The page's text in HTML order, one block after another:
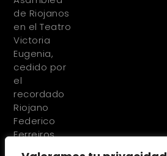
de Riojanos
en el Teatro
Victoria
Eugenia,
cedido por
el
recordado
Riojano
Federico
Ferreiros